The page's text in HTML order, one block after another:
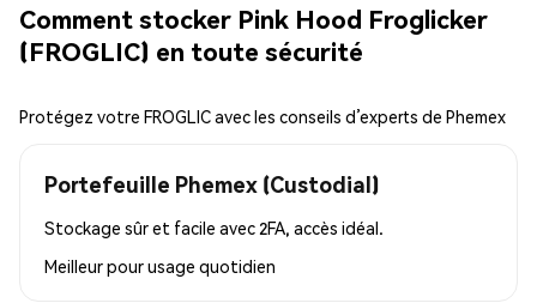
Comment stocker Pink Hood Froglicker
(FROGLIC) en toute sécurité
Protégez votre FROGLIC avec les conseils d’experts de Phemex
Portefeuille Phemex (Custodial)
Stockage sûr et facile avec 2FA, accès idéal.
Meilleur pourusage quotidien